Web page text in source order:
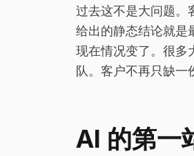
过去这不是大问题。
给出的静态结论就是
现在情况变了。很多
队。客户不再只缺一
AI 的第一